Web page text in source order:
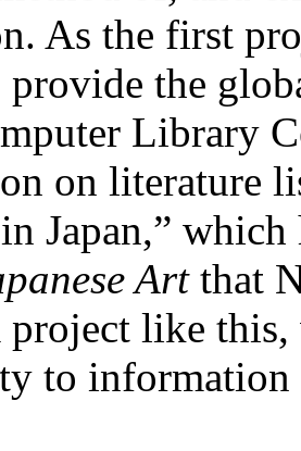
As the first
provide the
Library
on literature
Japan,”
Artthat
project like
to information